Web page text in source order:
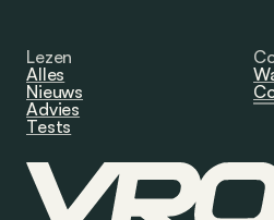
Lezen
Alles
Nieuws
Advies
Tests